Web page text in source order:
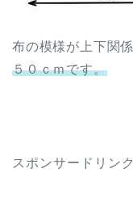
布の模様が上下関
５０ｃｍです。
スポンサードリンク